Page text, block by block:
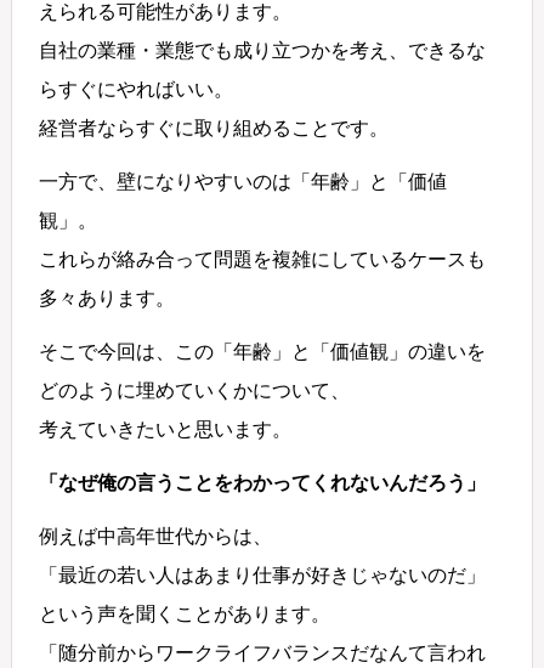
えられる可能性があります。
自社の業種・業態でも成り立つかを考え、できるな
らすぐにやればいい。
経営者ならすぐに取り組めることです。
一方で、壁になりやすいのは「年齢」と「価値
観」。
これらが絡み合って問題を複雑にしているケースも
多々あります。
そこで今回は、この「年齢」と「価値観」の違いを
どのように埋めていくかについて、
考えていきたいと思います。
「なぜ俺の言うことをわかってくれないんだろう」
例えば中高年世代からは、
「最近の若い人はあまり仕事が好きじゃないのだ」
という声を聞くことがあります。
「随分前からワークライフバランスだなんて言われ